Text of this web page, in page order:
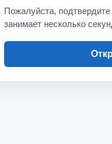
Пожалуйста,
занимает несколько